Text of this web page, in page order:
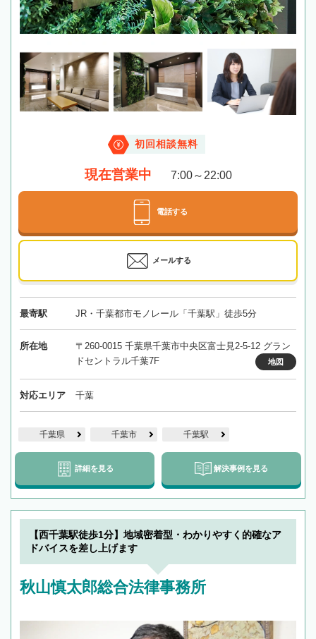
初回相談無料
現在営業中 7:00～22:00
電話する
メールする
最寄駅 JR・千葉都市モノレール「千葉駅」徒歩5分
所在地
〒260-0015 千葉県千葉市中央区富士見2-5-12 グラン
ドセントラル千葉7F
地図
対応エリア 千葉
千葉県 千葉市 千葉駅
詳細を見る 解決事例を見る
【西千葉駅徒歩1分】地域密着型・わかりやすく的確なア
ドバイスを差し上げます
秋山慎太郎総合法律事務所